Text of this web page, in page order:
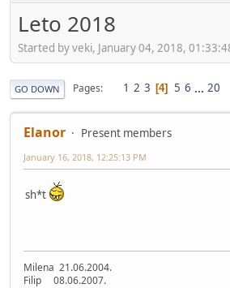
Leto 2018
Started by veki, January 04, 2018,
GO DOWN Pages 1 2 3 4 5 6 ... 20
Elanor
Present members
January 16, 2018, 12:25:13 PM
sh*t
Milena 21.06.2004.
Filip 08.06.2007.